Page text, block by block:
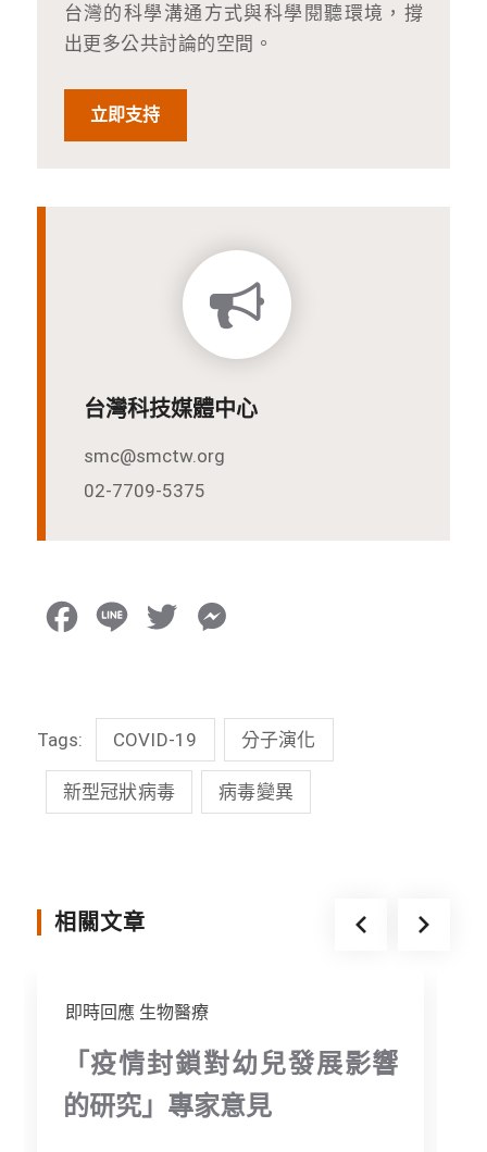
台灣的科學溝通方式與科學閱聽環境，撐
出更多公共討論的空間。
立即支持
台灣科技媒體中心
smc@smctw.org
02-7709-5375
b
e
t
e
Tags: COVID-19 分子演化
新型冠狀病毒 病毒變異
相關文章
即時回應 生物醫療
「疫情封鎖對幼兒發展影響
的研究」專家意見